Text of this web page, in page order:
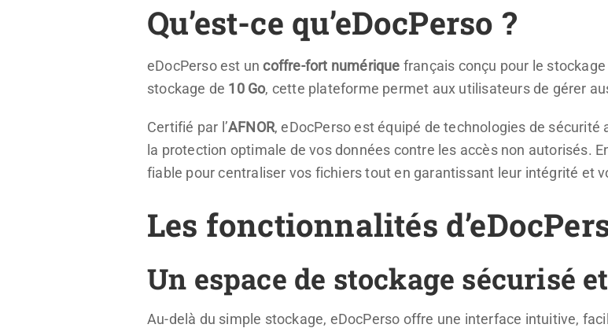
Qu’est-ce qu’eDocPerso ?
eDocPerso est uncoffre-fort numérique français conçu pour le
stockage de 10 Go, cette plateforme permet aux utilisateurs de gérer
Certifié par l’AFNOR, eDocPerso est équipé de technologies de sécurité
la protection optimale de vos données contre les accès non autorisés.
fiable pour centraliser vos fichiers tout en garantissant leur intégrité et
Les fonctionnalités
Un espace de stockage sécurisé
Au-delà du simple stockage, eDocPerso offre une interface intuitive,